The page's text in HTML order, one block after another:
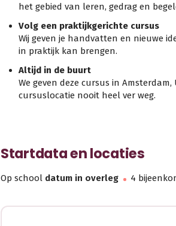
het gebied van leren, gedrag en
Volg een praktijkgerichte cursus
Wij geven je handvatten en nieuwe
in praktijk kan brengen.
Altijd in de buurt
We geven deze cursus in
cursuslocatie nooit heel ver weg.
Startdata en locaties
Op school datum in overleg 4